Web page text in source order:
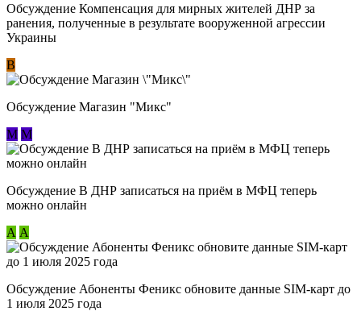
Обсуждение Компенсация для мирных жителей ДНР за
ранения, полученные в результате вооруженной агрессии
Украины
В
Обсуждение Магазин "Микс"
М М
Обсуждение В ДНР записаться на приём в МФЦ теперь
можно онлайн
А А
Обсуждение Абоненты Феникс обновите данные SIM-карт до
1 июля 2025 года